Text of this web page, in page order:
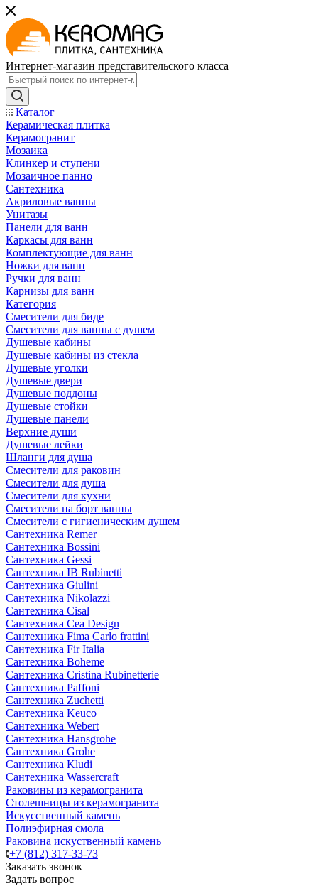
Интернет-магазин представительского класса
Каталог
Керамическая плитка
Керамогранит
Мозаика
Клинкер и ступени
Мозаичное панно
Сантехника
Акриловые ванны
Унитазы
Панели для ванн
Каркасы для ванн
Комплектующие для ванн
Ножки для ванн
Ручки для ванн
Карнизы для ванн
Категория
Смесители для биде
Смесители для ванны с душем
Душевые кабины
Душевые кабины из стекла
Душевые уголки
Душевые двери
Душевые поддоны
Душевые стойки
Душевые панели
Верхние души
Душевые лейки
Шланги для душа
Смесители для раковин
Смесители для душа
Смесители для кухни
Смесители на борт ванны
Смесители с гигиеническим душем
Сантехника Remer
Сантехника Bossini
Сантехника Gessi
Сантехника IB Rubinetti
Сантехника Giulini
Сантехника Nikolazzi
Сантехника Cisal
Сантехника Cea Design
Сантехника Fima Carlo frattini
Сантехника Fir Italia
Сантехника Boheme
Сантехника Cristina Rubinetterie
Сантехника Paffoni
Сантехника Zuchetti
Сантехника Keuco
Сантехника Webert
Сантехника Hansgrohe
Сантехника Grohe
Сантехника Kludi
Сантехника Wassercraft
Раковины из керамогранита
Столешницы из керамогранита
Искусственный камень
Полиэфирная смола
Раковина искуственный камень
+7 (812) 317-33-73
Заказать звонок
Задать вопрос